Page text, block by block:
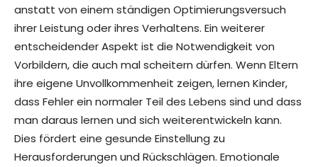
anstatt von einem ständigen Optimierungsversuch
ihrer Leistung oder ihres Verhaltens. Ein weiterer
entscheidender Aspekt ist die Notwendigkeit von
Vorbildern, die auch mal scheitern dürfen. Wenn Eltern
ihre eigene Unvollkommenheit zeigen, lernen Kinder,
dass Fehler ein normaler Teil des Lebens sind und dass
man daraus lernen und sich weiterentwickeln kann.
Dies fördert eine gesunde Einstellung zu
Herausforderungen und Rückschlägen. Emotionale